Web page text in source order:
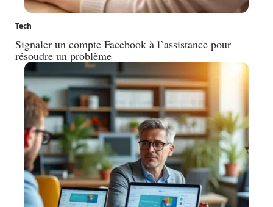
Tech
Signaler un compte Facebook à l’assistance pour
résoudre un problème